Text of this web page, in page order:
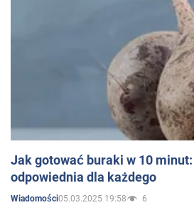
Jak gotować buraki w 10
odpowiednia dla każdego
Wiadomości05.03.2025 19:58 6